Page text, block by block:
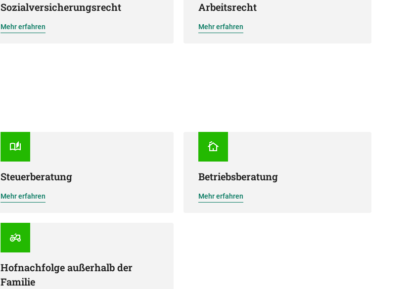
Sozialversicherungsrecht
Mehr erfahren
Arbeitsrecht
Mehr erfahren
Steuerberatung
Mehr erfahren
Betriebsberatung
Mehr erfahren
Hofnachfolge außerhalb der
Familie